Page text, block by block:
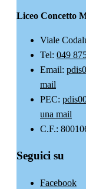
Liceo Concetto
Viale
Tel: 049
Email:
mail
PEC:
una mail
C.F.:
Seguici su
Facebook